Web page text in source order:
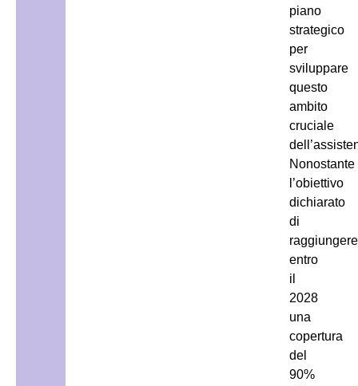
piano
strategico
per
sviluppare
questo
ambito
cruciale
Nonostante
l’obiettivo
dichiarato
di
raggiungere
entro
il
2028
una
copertura
del
90%